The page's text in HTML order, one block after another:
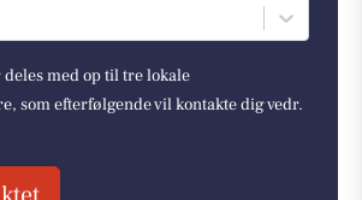
med op til tre lokale
som efterfølgende vil kontakte dig vedr.